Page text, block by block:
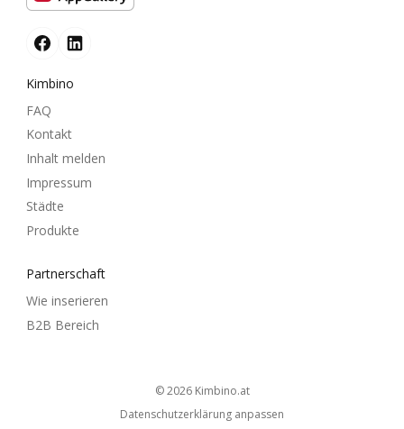
Kimbino
FAQ
Kontakt
Inhalt melden
Impressum
Städte
Produkte
Partnerschaft
Wie inserieren
B2B Bereich
© 2026 kimbino.at
Datenschutzerklärung anpassen